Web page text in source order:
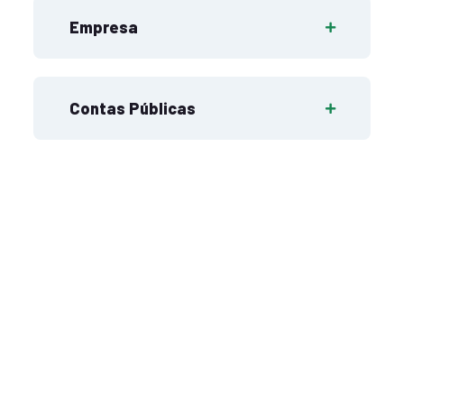
Empresa
Contas Públicas